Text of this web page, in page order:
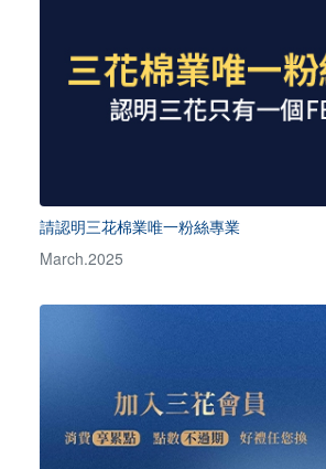
請認明三花棉業唯一粉絲專業
March.2025